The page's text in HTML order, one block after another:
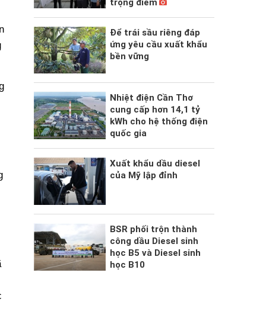
trọng điểm
Để trái sầu riêng đáp
ứng yêu cầu xuất khẩu
bền vững
Nhiệt điện Cần Thơ
cung cấp hơn 14,1 tỷ
kWh cho hệ thống điện
quốc gia
Xuất khẩu dầu diesel
của Mỹ lập đỉnh
BSR phối trộn thành
công dầu Diesel sinh
học B5 và Diesel sinh
học B10